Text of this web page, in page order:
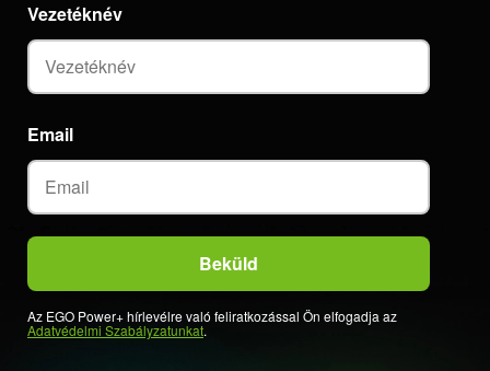
Email
Vezetéknév
Az EGO Power+ hírlevélre való feliratkozással Ön elfogadja az
Adatvédelmi Szabályzatunkat.